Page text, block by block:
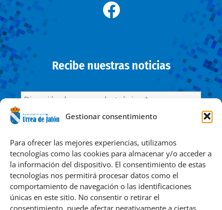
Gestionar consentimiento
Para ofrecer las mejores experiencias, utilizamos
tecnologías como las cookies para almacenar y/o acceder a
la información del dispositivo. El consentimiento de estas
tecnologías nos permitirá procesar datos como el
comportamiento de navegación o las identificaciones
únicas en este sitio. No consentir o retirar el
consentimiento, puede afectar negativamente a ciertas
Recibe nuestras noticias
He leído y acepto la
Responsable » Ayuntamiento de Urrea de Jalón. / Finalidad »
enviarte nuestras publicaciones y noticias. / Legitimación »
tu consentimiento. / Destinatarios » solo se realizan
cesiones si existe una obligación legal. / Derechos » podrás